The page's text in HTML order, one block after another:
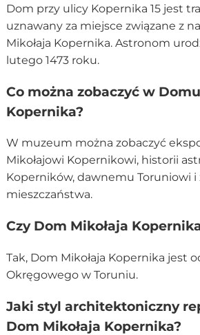
Dom przy ulicy Kopernika 15 jest
uznawany za miejsce związane z
Mikołaja Kopernika. Astronom
lutego 1473 roku.
Co można zobaczyć w
Kopernika?
W muzeum można zobaczyć
Mikołajowi Kopernikowi, historii
Koperników, dawnemu Toruniowi
mieszczaństwa.
Czy Dom Mikołaja
Tak, Dom Mikołaja Kopernika jest
Okręgowego w Toruniu.
Jaki styl architektoniczny
Dom Mikołaja Kopernika?